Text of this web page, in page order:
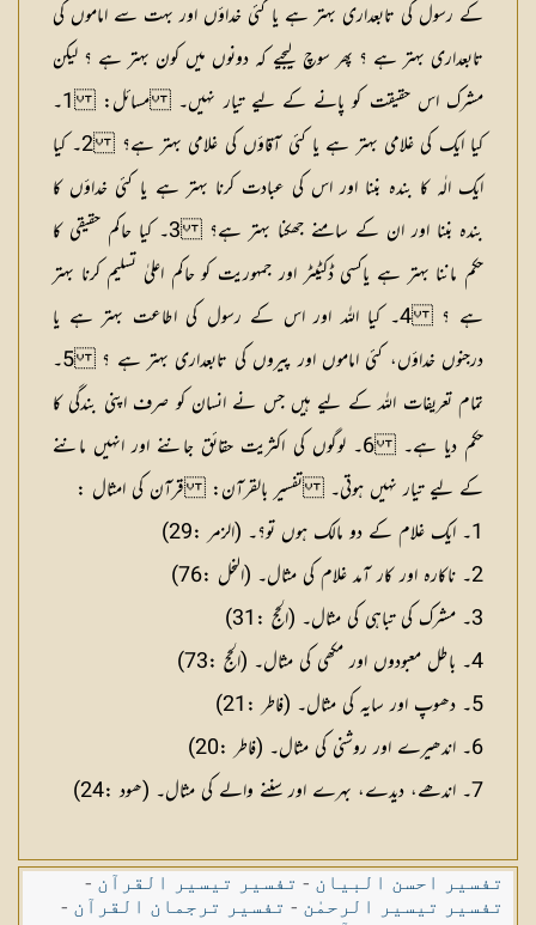
کے رسول کی تابعداری بہتر ہے یا کئی خداؤں اور بہت سے اماموں کی
تابعداری بہتر ہے ؟ پھر سوچ لیجیے کہ دونوں میں کون بہتر ہے ؟ لیکن
مشرک اس حقیقت کو پانے کے لیے تیار نہیں۔مسائل:
1۔
کیا ایک کی غلامی بہتر ہے یا کئی آقاؤں کی غلامی بہتر ہے؟ 2۔ کیا
ایک الٰہ کا بندہ بننا اور اس کی عبادت کرنا بہتر ہے یا کئی خداؤں کا
بندہ بننا اور ان کے سامنے جھکنا بہتر ہے؟ 3۔ کیا حاکم حقیقی کا
حکم ماننا بہتر ہے یاکسی ڈکٹیٹر اور جمہوریت کو حاکم اعلیٰ تسلیم کرنا بہتر
ہے ؟ 4۔ کیا اللہ اور اس کے رسول کی اطاعت بہتر ہے یا
درجنوں خداؤں، کئی اماموں اور پیروں کی تابعداری بہتر ہے ؟ 5۔
تمام تعریفات اللہ کے لیے ہیں جس نے انسان کو صرف اپنی بندگی کا
حکم دیا ہے۔ 6۔ لوگوں کی اکثریت حقائق جاننے اور انہیں ماننے
کے لیے تیار نہیں ہوتی۔تفسیر بالقرآن: قرآن کی امثال :
1۔ ایک غلام کے دو مالک ہوں تو؟۔ (الزمر :29)
2۔ ناکارہ اور کار آمد غلام کی مثال۔ (النحل :76)
3۔ مشرک کی تباہی کی مثال۔ (الحج :31)
4۔ باطل معبودوں اور مکھی کی مثال۔ (الحج :73)
5۔ دھوپ اور سایہ کی مثال۔ (فاطر :21)
6۔ اندھیرے اور روشنی کی مثال۔ (فاطر :20)
7۔ اندھے، دیدے، بہرے اور سننے والے کی مثال۔ (ھود :24)
تفسیر احسن البیان - تفسیر تیسیر القرآن -
تفسیر تیسیر الرحمٰن - تفسیر ترجمان القرآن -